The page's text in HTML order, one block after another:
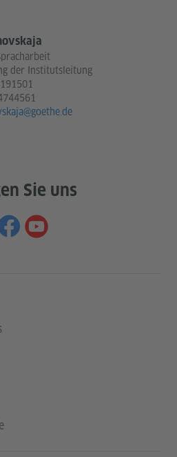
der Institutsleitung
Sie uns